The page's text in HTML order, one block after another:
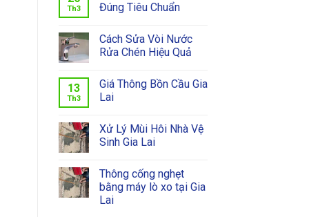
Th3
Đúng Tiêu Chuẩn
Cách Sửa Vòi Nước
Rửa Chén Hiệu Quả
13
Th3
Giá Thông Bồn Cầu Gia
Lai
Xử Lý Mùi Hôi Nhà Vệ
Sinh Gia Lai
Thông cống nghẹt
bằng máy lò xo tại Gia
Lai